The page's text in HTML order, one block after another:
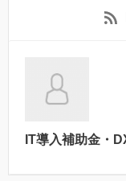
IT導入補助金・